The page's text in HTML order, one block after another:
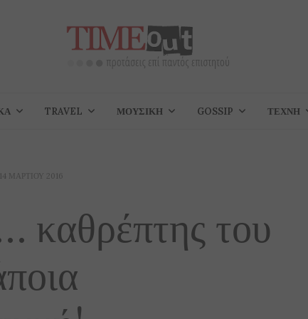
TRAVEL ΜΟΥΣΙΚΉ GOSSIP ΤΈΧΝΗ
14 ΜΑΡΤΊΟΥ 2016
καθρέπτης του